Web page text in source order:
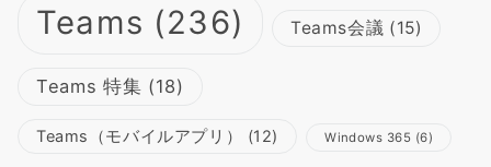
Teams (236) Teams会議 (15)
Teams 特集 (18)
Teams（モバイルアプリ） (12) Windows 365 (6)